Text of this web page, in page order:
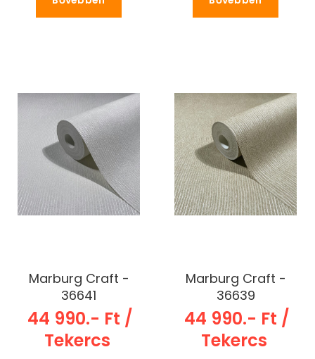
Marburg Craft -
36641
44 990.- Ft /
Tekercs
Marburg Craft -
36639
44 990.- Ft /
Tekercs